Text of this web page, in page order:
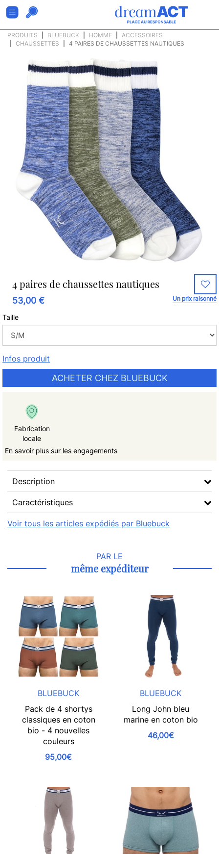
PRODUITS BLUEBUCK HOMME
ACCESSOIRES
CHAUSSETTES
4 PAIRES DE CHAUSSETTES NAUTIQUES
4 paires de chaussettes nautiques
53,00 € Un prix raisonné
Taille
Infos produit
ACHETER CHEZ BLUEBUCK
Fabrication
locale
En savoir plus sur les engagements
Description
Caractéristiques
Voir tous les articles expédiés par Bluebuck
PAR LE
même expéditeur
BLUEBUCK
Pack de 4 shortys
classiques en coton
bio - 4 nouvelles
couleurs
95,00€
BLUEBUCK
Long John bleu
marine en coton bio
46,00€